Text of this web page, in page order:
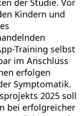
der Studie. Vor
Kindern und
Training selbst
im Anschluss
erfolgen
Symptomatik.
2025 soll
bei erfolgreicher